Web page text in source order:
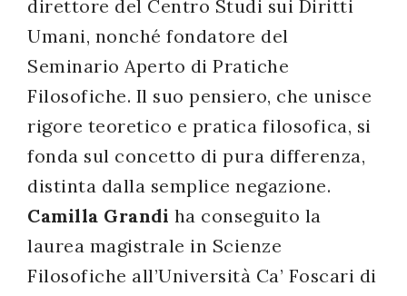
direttore del Centro Studi sui Diritti
Umani, nonché fondatore del
Seminario Aperto di Pratiche
Filosofiche. Il suo pensiero, che unisce
rigore teoretico e pratica filosofica, si
fonda sul concetto di pura differenza,
distinta dalla semplice negazione.
Camilla Grandi ha conseguito la
laurea magistrale in Scienze
Filosofiche all’Università Ca’ Foscari di